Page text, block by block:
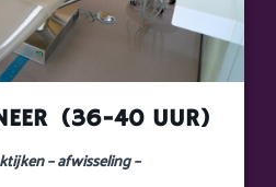
(36-40 UUR)
– afwisseling –